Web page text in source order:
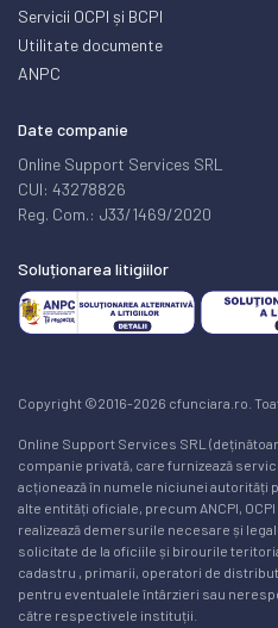
Servicii OCPI și BCPI
Utilitate documente
ANPC
Date companie
Online Support Services SRL
CUI: 43278826
Reg. Com.: J33/1469/2020
Soluționarea litigiilor
Copyright ©2016-2026 cfunciara.ro.
Online Support Services SRL
companie privată, care furnizează
acționează în numele niciunei autorități
alte entități oficiale, precum ANCPI,
realizează demersurile necesare și
solicitate de la oficiile și birourile
cadastru , primarii, operatori de
pentru eventualele întârzieri sau
către respectivele instituții.